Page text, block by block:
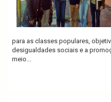
para as classes populares,
desigualdades sociais e a
meio...